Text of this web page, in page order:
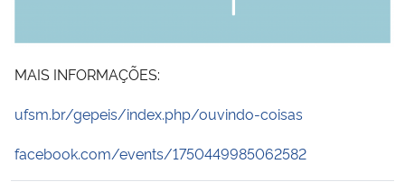
Secretaria-Geral
Secretaria de Governo
MAIS INFORMAÇÕES:
ufsm.br/gepeis/index.php/ouvindo-coisas
facebook.com/events/1750449985062582